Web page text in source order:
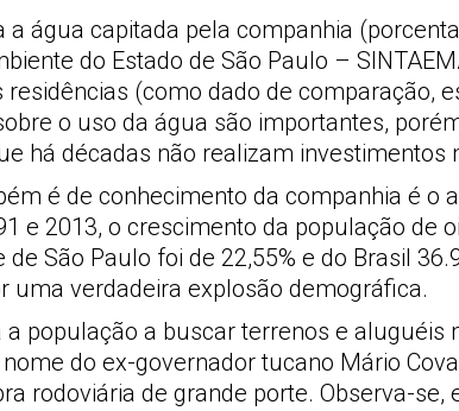
a água capitada pela companhia
do Estado de São Paulo –
(como dado de comparação,
o uso da água são importantes,
há décadas não realizam
é de conhecimento da companhia é o
e 2013, o crescimento da população de
São Paulo foi de 22,55% e do Brasil
uma verdadeira explosão demográfica.
população a buscar terrenos e aluguéis
do ex-governador tucano Mário
rodoviária de grande porte. Observa-se,